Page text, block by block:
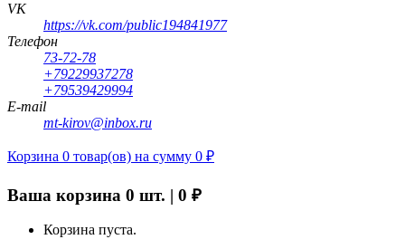
VK
https://vk.com/public194841977
Телефон
73-72-78
+79229937278
+79539429994
E-mail
mt-kirov@inbox.ru
Корзина 0 товар(ов) на сумму 0 ₽
Ваша корзина 0 шт. | 0 ₽
Корзина пуста.